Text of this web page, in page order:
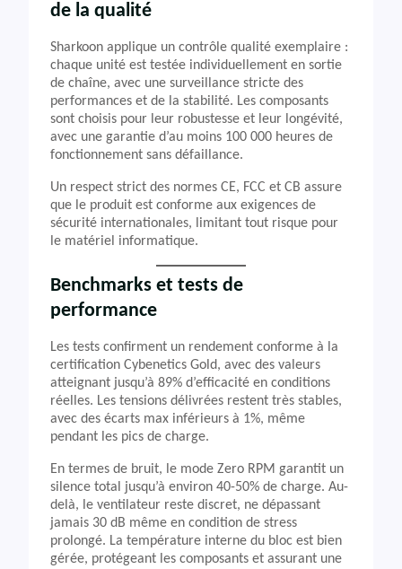
de la qualité
Sharkoon applique un contrôle qualité exemplaire :
chaque unité est testée individuellement en sortie
de chaîne, avec une surveillance stricte des
performances et de la stabilité. Les composants
sont choisis pour leur robustesse et leur longévité,
avec une garantie d’au moins 100 000 heures de
fonctionnement sans défaillance.
Un respect strict des normes CE, FCC et CB assure
que le produit est conforme aux exigences de
sécurité internationales, limitant tout risque pour
le matériel informatique.
Benchmarks et tests de
performance
Les tests confirment un rendement conforme à la
certification Cybenetics Gold, avec des valeurs
atteignant jusqu’à 89% d’efficacité en conditions
réelles. Les tensions délivrées restent très stables,
avec des écarts max inférieurs à 1%, même
pendant les pics de charge.
En termes de bruit, le mode Zero RPM garantit un
silence total jusqu’à environ 40-50% de charge. Au-
delà, le ventilateur reste discret, ne dépassant
jamais 30 dB même en condition de stress
prolongé. La température interne du bloc est bien
gérée, protégeant les composants et assurant une